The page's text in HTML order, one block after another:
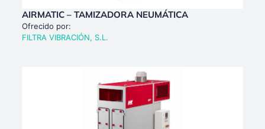
AIRMATIC – TAMIZADORA NEUMÁTICA
Ofrecido por:
FILTRA VIBRACIÓN, S.L.